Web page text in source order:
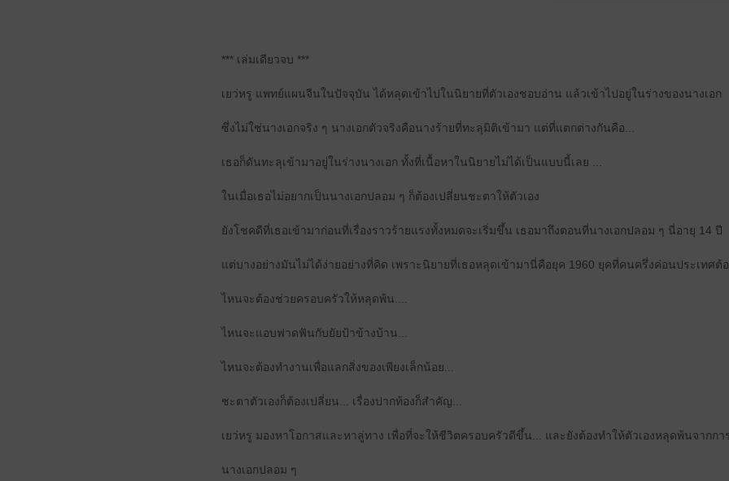
*** เล่มเดียวจบ ***
เยว่หรู แพทย์แผนจีนในปัจจุบัน ได้หลุดเข้าไปในนิยายที่ตัวเองชอบอ่าน แล้วเข้าไปอยู่ในร่างของนางเอก
ซึ่งไม่ใช่นางเอกจริง ๆ นางเอกตัวจริงคือนางร้ายที่ทะลุมิติเข้ามา แต่ที่แตกต่างกันคือ...
เธอก็ดันทะลุเข้ามาอยู่ในร่างนางเอก ทั้งที่เนื้อหาในนิยายไม่ได้เป็นแบบนี้เลย ...
ในเมื่อเธอไม่อยากเป็นนางเอกปลอม ๆ ก็ต้องเปลี่ยนชะตาให้ตัวเอง
ยังโชคดีที่เธอเข้ามาก่อนที่เรื่องราวร้ายแรงทั้งหมดจะเริ่มขึ้น เธอมาถึงตอนที่นางเอกปลอม ๆ นี่อายุ 14 ปี
แต่บางอย่างมันไม่ได้ง่ายอย่างที่คิด เพราะนิยายที่เธอหลุดเข้ามานี่คือยุค 1960 ยุคที่คนครึ่งค่อนประเทศต้
ไหนจะต้องช่วยครอบครัวให้หลุดพ้น....
ไหนจะแอบฟาดฟันกับยัยป้าข้างบ้าน...
ไหนจะต้องทำงานเพื่อแลกสิ่งของเพียงเล็กน้อย...
ชะตาตัวเองก็ต้องเปลี่ยน... เรื่องปากท้องก็สำคัญ...
เยว่หรู มองหาโอกาสและหาลู่ทาง เพื่อที่จะให้ชีวิตครอบครัวดีขึ้น... และยังต้องทำให้ตัวเองหลุดพ้นจากกา
นางเอกปลอม ๆ